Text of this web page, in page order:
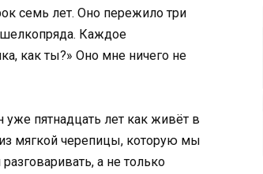
семь лет. Оно пережило три
шелкопряда. Каждое
как ты?» Оно мне ничего не
пятнадцать лет как живёт в
мягкой черепицы, которую мы
а не только